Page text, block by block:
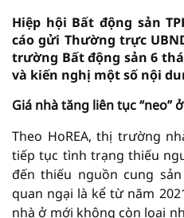
Hiệp hội Bất động sản
cáo gửi Thường trực
trường Bất động sản 6
và kiến nghị một số nội
Giá nhà tăng liên tục “neo”
Theo HoREA, thị trường
tiếp tục tình trạng thiếu
đến thiếu nguồn cung
quan ngại là kể từ năm
nhà ở mới không còn loại